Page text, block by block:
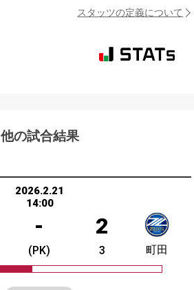
スタッツの定義について
他の試合結果
2026.2.21
14:00
- 2
(PK) 3 町田